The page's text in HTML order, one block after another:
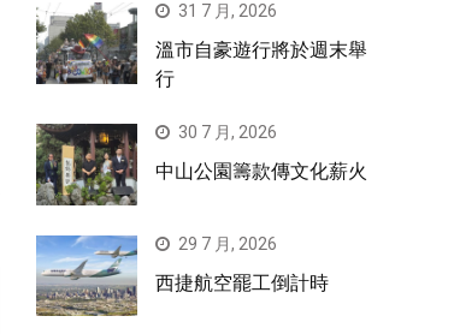
31 7 月, 2026
溫市自豪遊行將於週末舉
行
30 7 月, 2026
中山公園籌款傳文化薪火
29 7 月, 2026
西捷航空罷工倒計時